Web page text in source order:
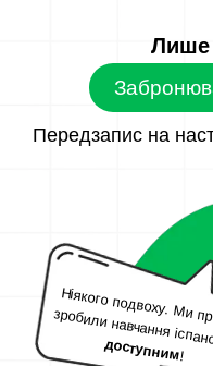
Лише
Ніякого подвоху. Ми
зробили навчання
доступним!
Передзапис на